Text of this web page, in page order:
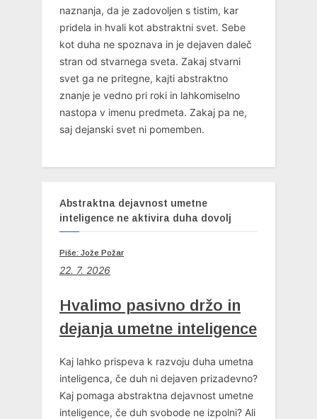
naznanja, da je zadovoljen s tistim, kar
pridela in hvali kot abstraktni svet. Sebe
kot duha ne spoznava in je dejaven daleč
stran od stvarnega sveta. Zakaj stvarni
svet ga ne pritegne, kajti abstraktno
znanje je vedno pri roki in lahkomiselno
nastopa v imenu predmeta. Zakaj pa ne,
saj dejanski svet ni pomemben.
Abstraktna dejavnost umetne
inteligence ne aktivira duha dovolj
Piše: Jože Požar
22. 7. 2026
Hvalimo pasivno držo in
dejanja umetne inteligence
Kaj lahko prispeva k razvoju duha umetna
inteligenca, če duh ni dejaven prizadevno?
Kaj pomaga abstraktna dejavnost umetne
inteligence, če duh svobode ne izpolni? Ali